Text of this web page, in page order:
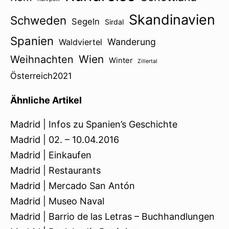
Schweden Segeln Sirdal Skandinavien
Spanien Waldviertel Wanderung
Weihnachten Wien Winter Zillertal
Österreich2021
Ähnliche Artikel
Madrid | Infos zu Spanien’s Geschichte
Madrid | 02. – 10.04.2016
Madrid | Einkaufen
Madrid | Restaurants
Madrid | Mercado San Antón
Madrid | Museo Naval
Madrid | Barrio de las Letras – Buchhandlungen